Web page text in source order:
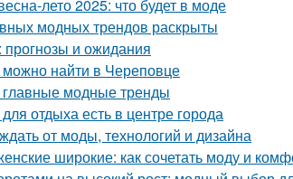
лето 2025: что будет в моде
модных трендов раскрыты
прогнозы и ожидания
найти в Череповце
главные модные тренды
отдыха есть в центре города
от моды, технологий и дизайна
широкие: как сочетать моду и